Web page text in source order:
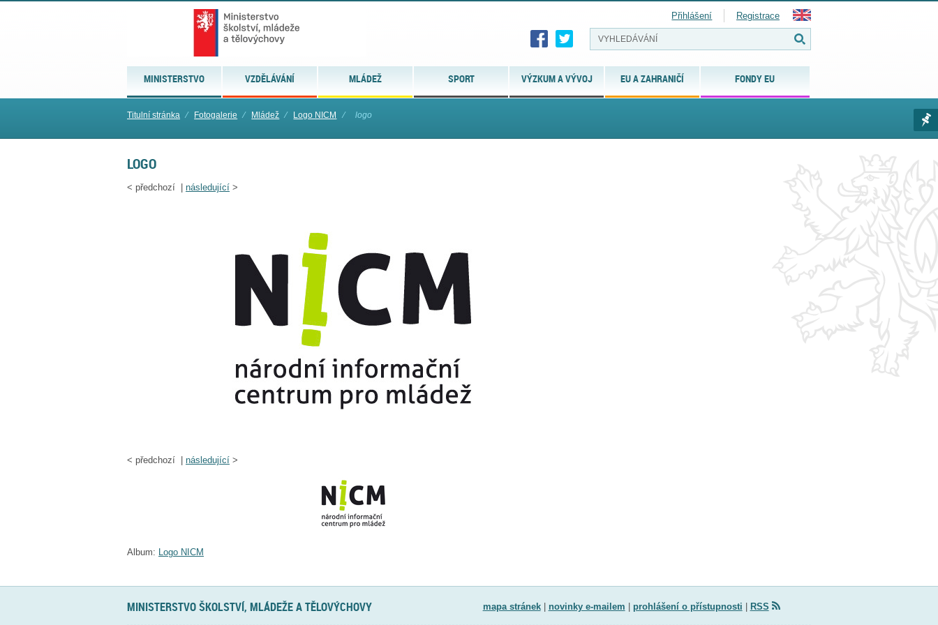
MINISTERSTVO VZDĚLÁVÁNÍ MLÁDEŽ SPORT VÝZKUM A VÝVOJ EU A ZAHRANIČÍ FONDY EU
Přihlášení Registrace
Titulní stránka ⁄ Fotogalerie ⁄ Mládež ⁄ Logo NICM ⁄ logo
LOGO
< předchozí | následující >
< předchozí | následující >
Album: Logo NICM
MINISTERSTVO ŠKOLSTVÍ, MLÁDEŽE A TĚLOVÝCHOVY mapa stránek| novinky e-mailem prohlášení o přístupnosti RSS